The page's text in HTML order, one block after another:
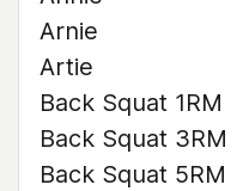
Arnie
Artie
Back Squat 1RM
Back Squat 3RM
Back Squat 5RM